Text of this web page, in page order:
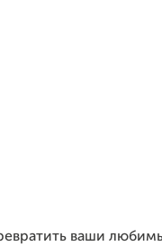
ваши